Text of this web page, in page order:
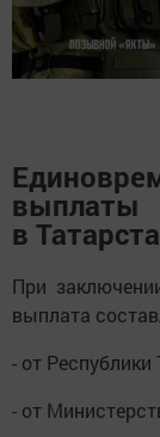
в
При
выплата
- от
- от